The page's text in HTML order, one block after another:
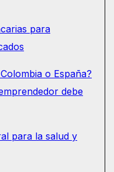
para
o España?
debe
para la salud y